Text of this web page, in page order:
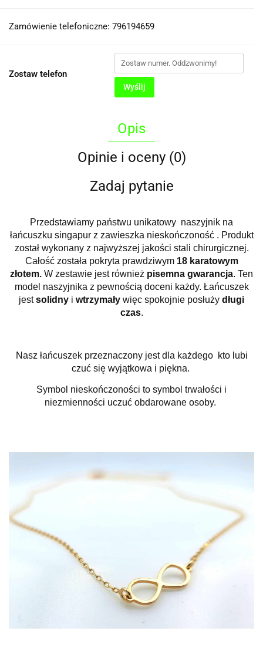
Zamówienie telefoniczne: 796194659
Zostaw telefon
Wyślij
Opis
Opinie i oceny (0)
Zadaj pytanie
Przedstawiamy państwu unikatowy naszyjnik na
łańcuszku singapur z zawieszka nieskończoność . Produkt
został wykonany z najwyższej jakości stali chirurgicznej.
Całość została pokryta prawdziwym 18 karatowym
złotem. W zestawie jest również pisemna gwarancja. Ten
model naszyjnika z pewnością doceni każdy. Łańcuszek
jestsolidny i wtrzymały więc spokojnie posłuży długi
czas.
Nasz łańcuszek przeznaczony jest dla każdego kto lubi
czuć się wyjątkowa i piękna.
Symbol nieskończoności to symbol trwałości i
niezmienności uczuć obdarowane osoby.